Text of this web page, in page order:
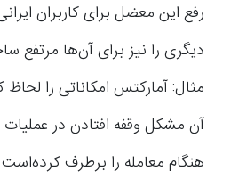
رفع این معضل برای کاربران
دیگری را نیز برای آن‌ها مرتفع
مثال: آمارکتس امکاناتی را
آن مشکل وقفه افتادن در
هنگام معامله را برطرف